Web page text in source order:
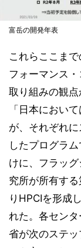
富岳の開発年表
これらここま
フォーマンス
取り組みの観点
「日本におい
が、それぞれ
したプログラ
けに、フラッ
究所が所有す
りHPCIを形成
れた。各セン
省が次のステ